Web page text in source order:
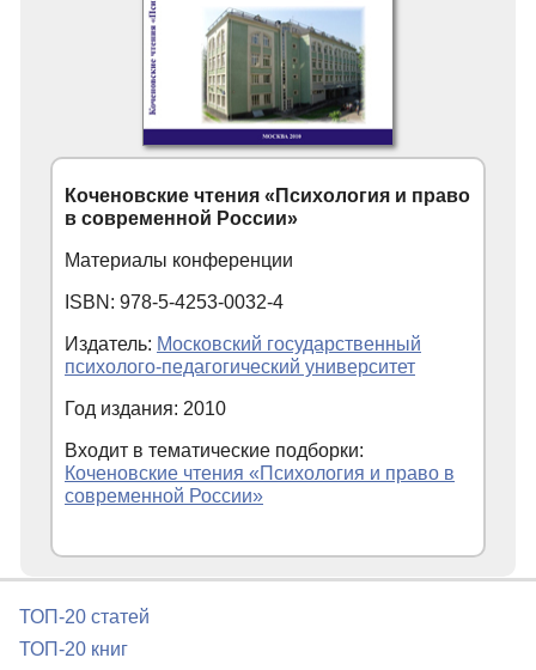
Коченовские чтения «Психология и право
в современной России»
Материалы конференции
ISBN: 978-5-4253-0032-4
Издатель: Московский государственный
психолого-педагогический университет
Год издания: 2010
Входит в тематические подборки:
Коченовские чтения «Психология и право в
современной России»
ТОП-20 статей
ТОП-20 книг